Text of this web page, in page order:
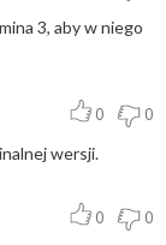
3, aby w niego
0 0
wersji.
0 0